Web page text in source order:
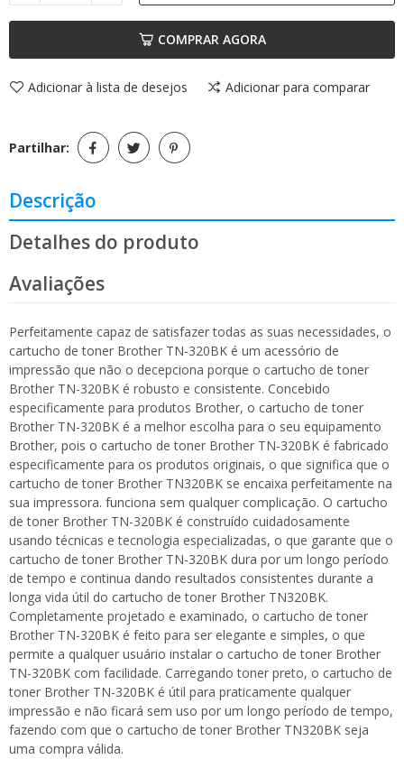
COMPRAR AGORA
Adicionar à lista de desejos Adicionar para comparar
Partilhar:
Descrição
Detalhes do produto
Avaliações
Perfeitamente capaz de satisfazer todas as suas necessidades, o
cartucho de toner Brother TN-320BK é um acessório de
impressão que não o decepciona porque o cartucho de toner
Brother TN-320BK é robusto e consistente. Concebido
especificamente para produtos Brother, o cartucho de toner
Brother TN-320BK é a melhor escolha para o seu equipamento
Brother, pois o cartucho de toner Brother TN-320BK é fabricado
especificamente para os produtos originais, o que significa que o
cartucho de toner Brother TN320BK se encaixa perfeitamente na
sua impressora. funciona sem qualquer complicação. O cartucho
de toner Brother TN-320BK é construído cuidadosamente
usando técnicas e tecnologia especializadas, o que garante que o
cartucho de toner Brother TN-320BK dura por um longo período
de tempo e continua dando resultados consistentes durante a
longa vida útil do cartucho de toner Brother TN320BK.
Completamente projetado e examinado, o cartucho de toner
Brother TN-320BK é feito para ser elegante e simples, o que
permite a qualquer usuário instalar o cartucho de toner Brother
TN-320BK com facilidade. Carregando toner preto, o cartucho de
toner Brother TN-320BK é útil para praticamente qualquer
impressão e não ficará sem uso por um longo período de tempo,
fazendo com que o cartucho de toner Brother TN320BK seja
uma compra válida.